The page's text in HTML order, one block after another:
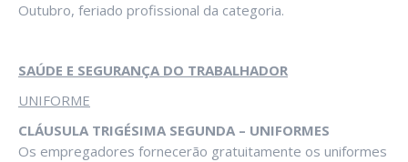
Outubro, feriado profissional da categoria.
SAÚDE E SEGURANÇA DO TRABALHADOR
UNIFORME
CLÁUSULA TRIGÉSIMA SEGUNDA – UNIFORMES
Os empregadores fornecerão gratuitamente os uniformes